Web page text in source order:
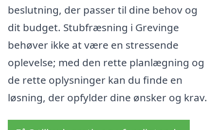
beslutning, der passer til dine behov og
dit budget. Stubfræsning i Grevinge
behøver ikke at være en stressende
oplevelse; med den rette planlægning og
de rette oplysninger kan du finde en
løsning, der opfylder dine ønsker og krav.